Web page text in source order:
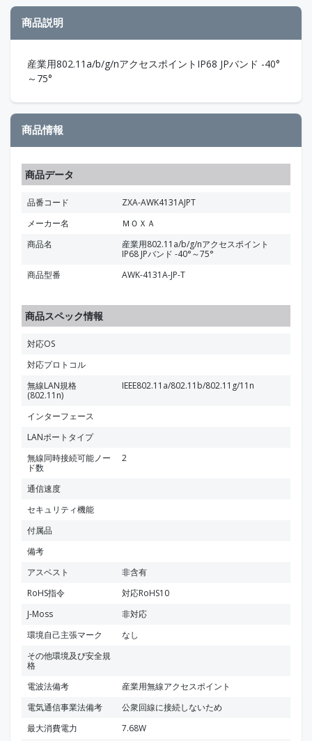
商品説明
産業用802.11a/b/g/nアクセスポイントIP68 JPバンド -40°
～75°
商品情報
商品データ
品番コード
ZXA-AWK4131AJPT
メーカー名
ＭＯＸＡ
商品名
産業用802.11a/b/g/nアクセスポイント
IP68 JPバンド -40°～75°
商品型番
AWK-4131A-JP-T
商品スペック情報
対応OS
対応プロトコル
無線LAN規格
(802.11n)
IEEE802.11a/802.11b/802.11g/11n
インターフェース
LANポートタイプ
無線同時接続可能ノー
ド数
2
通信速度
セキュリティ機能
付属品
備考
アスベスト
非含有
RoHS指令
対応RoHS10
J-Moss
非対応
環境自己主張マーク
なし
その他環境及び安全規
格
電波法備考
産業用無線アクセスポイント
電気通信事業法備考
公衆回線に接続しないため
最大消費電力
7.68W